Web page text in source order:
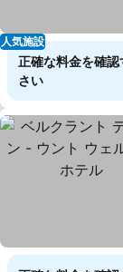
人気施設
正確な料金を確
さい